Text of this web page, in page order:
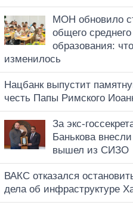
МОН обновило
общего среднего
образования: что
изменилось
Нацбанк выпустит
честь Папы Римского
За экс-
Банькова внесли
вышел из СИЗО
ВАКС отказался
дела об инфраструктуре